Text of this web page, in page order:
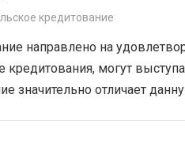
кредитование
направлено на
кредитования, могут
значительно отличает